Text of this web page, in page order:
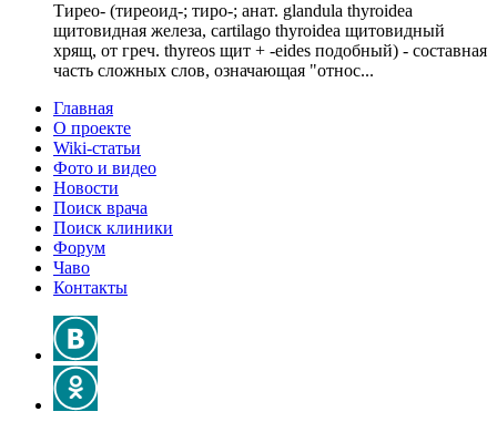
Тирео- (тиреоид-; тиро-; анат. glandula thyroidea
щитовидная железа, cartilago thyroidea щитовидный
хрящ, от греч. thyreos щит + -eides подобный) - составная
часть сложных слов, означающая "относ...
Главная
О проекте
Wiki-статьи
Фото и видео
Новости
Поиск врача
Поиск клиники
Форум
Чаво
Контакты